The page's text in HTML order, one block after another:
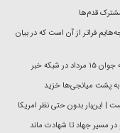
مشترک قدم‌ها
فراتر از آن است که در بیان
در شبکه خبر
به پشت میانجی‌ها خزید
| این‌بار بدون حتی نظر امریکا
در مسیر جهاد تا شهادت ماند